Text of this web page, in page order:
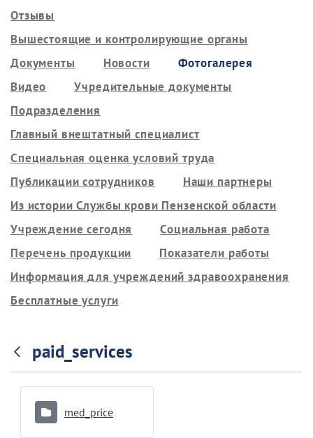
Отзывы
Вышестоящие и контролирующие органы
Документы
Новости
Фотогалерея
Видео
Учредительные документы
Подразделения
Главный внештатный специалист
Специальная оценка условий труда
Публикации сотрудников
Наши партнеры
Из истории Службы крови Пензенской области
Учреждение сегодня
Социальная работа
Перечень продукции
Показатели работы
Информация для учреждений здравоохранения
Бесплатные услуги
paid_services
med_price